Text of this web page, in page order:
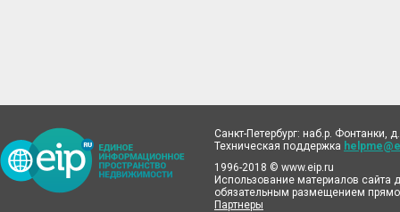
Санкт-Петербург: наб.р. Фонтанки,
Техническая поддержка
1996-2018 © www.eip.ru
Использование материалов сайта
обязательным размещением
Партнеры